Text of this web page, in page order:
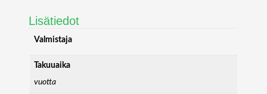
Lisätiedot
Valmistaja
Takuuaika
vuotta